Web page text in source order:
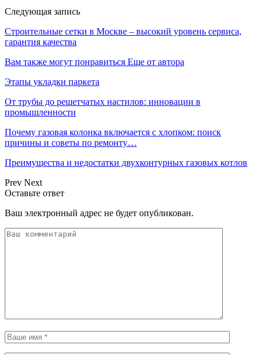
Следующая запись
Строительные сетки в Москве – высокий уровень сервиса,
гарантия качества
Вам также могут понравиться Еще от автора
Этапы укладки паркета
От трубы до решетчатых настилов: инновации в
промышленности
Почему газовая колонка включается с хлопком: поиск
причины и советы по ремонту…
Преимущества и недостатки двухконтурных газовых котлов
Prev Next
Оставьте ответ
Ваш электронный адрес не будет опубликован.